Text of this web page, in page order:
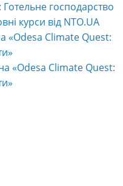
господарство
курси від NTO.UA
«Odesa Climate Quest:
«Odesa Climate Quest: